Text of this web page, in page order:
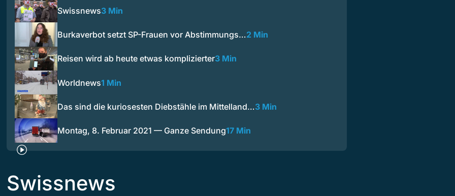
Swissnews3 Min
Burkaverbot setzt SP-Frauen vor Abstimmungs…2 Min
Reisen wird ab heute etwas komplizierter3 Min
Worldnews1 Min
Das sind die kuriosesten Diebstähle im Mittelland…3 Min
Montag, 8. Februar 2021 — Ganze Sendung17 Min
Swissnews